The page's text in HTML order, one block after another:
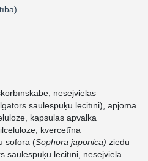
nesējvielas
saulespuķu lecitīni), apjoma
kapsulas apvalka
kvercetīna
sofora (Sophora japonica) ziedu
saulespuķu lecitīni, nesējviela